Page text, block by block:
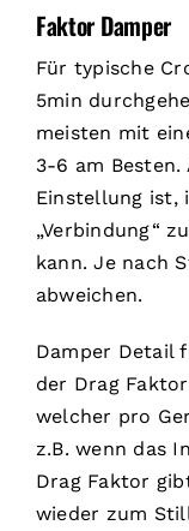
Faktor Damper
Für typische
5min
meisten mit
3-6 am Besten.
Einstellung ist,
„Verbindung“
kann. Je nach
abweichen.
Damper Detail
der Drag
welcher pro
z.B. wenn das
Drag Faktor
wieder zum